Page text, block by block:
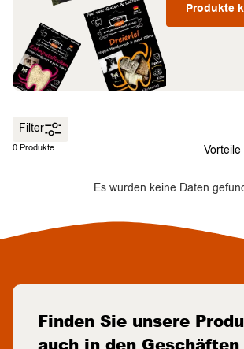
Produkte
Filter
0 Produkte
Es wurden keine Daten
Finden Sie unsere
auch in den Geschäften